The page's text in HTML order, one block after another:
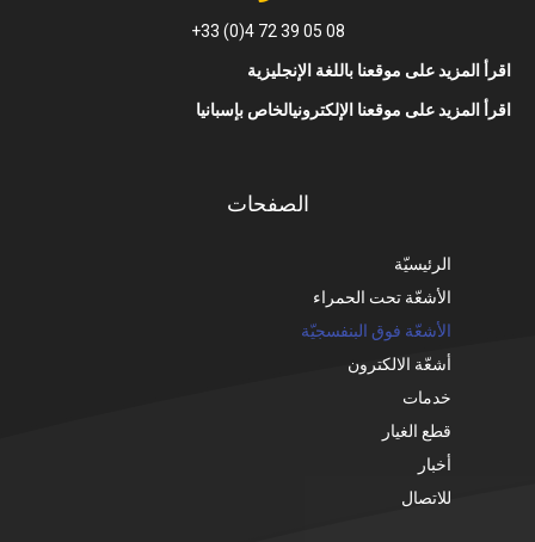
08 05 39 72 4(0) 33+
اقرأ المزيد على موقعنا باللغة الإنجليزية
اقرأ المزيد على موقعنا الإلكترونيالخاص بإسبانيا
الصفحات
الرئيسيّة
الأشعّة تحت الحمراء
الأشعّة فوق البنفسجيّة
أشعّة الالكترون
خدمات
قطع الغيار
أخبار
للاتصال